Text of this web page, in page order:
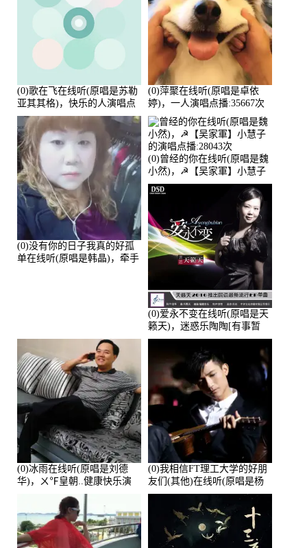
(0)歌在飞在线听(原唱是苏勒
亚其其格)，快乐的人演唱点
播:36次
(0)萍聚在线听(原唱是卓依
婷)，一人演唱点播:35667次
(0)没有你的日子我真的好孤
单在线听(原唱是韩晶)，牵手
(0)曾经的你在线听(原唱是魏
小然)，☭【吴家軍】小慧子
的演唱点播:28043次
(0)爱永不变在线听(原唱是天
籁天)，迷惑乐陶陶[有事暂
离]演唱点播:27678次
(0)冰雨在线听(原唱是刘德
华)，ㄨ℉皇朝..健康快乐演
(0)我相信FT理工大学的好朋
友们(其他)在线听(原唱是杨
培安)，老乔演唱点播:23714